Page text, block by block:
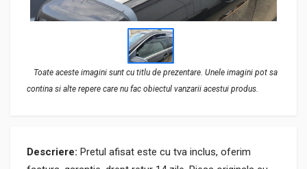
Toate aceste imagini sunt cu titlu de prezentare. Unele imagini pot sa
contina si alte repere care nu fac obiectul vanzarii acestui produs.
Descriere: Pretul afisat este cu tva inclus, oferim